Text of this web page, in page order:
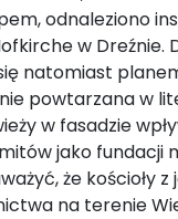
odnaleziono
w Dreźnie.
się natomiast
powtarzana w
w fasadzie
jako fundacji
że kościoły
na terenie